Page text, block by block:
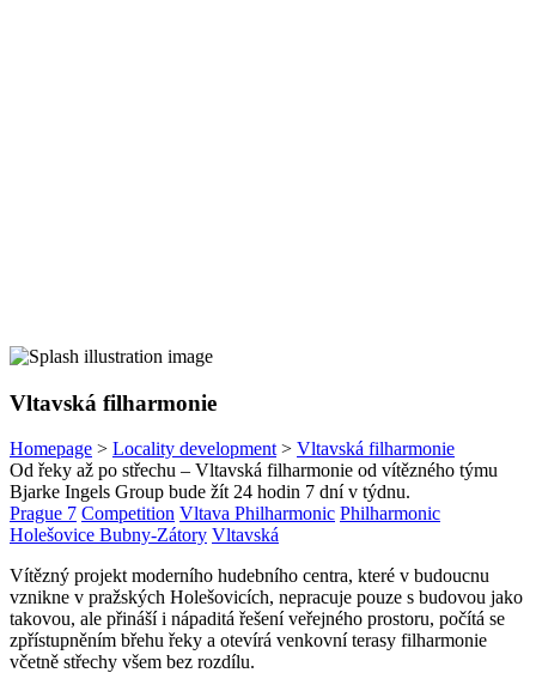
Vltavská filharmonie
Homepage > Locality development > Vltavská filharmonie
Od řeky až po střechu – Vltavská filharmonie od vítězného týmu
Bjarke Ingels Group bude žít 24 hodin 7 dní v týdnu.
Prague 7 Competition Vltava Philharmonic Philharmonic
Holešovice Bubny-Zátory Vltavská
Vítězný projekt moderního hudebního centra, které v budoucnu
vznikne v pražských Holešovicích, nepracuje pouze s budovou jako
takovou, ale přináší i nápaditá řešení veřejného prostoru, počítá se
zpřístupněním břehu řeky a otevírá venkovní terasy filharmonie
včetně střechy všem bez rozdílu.